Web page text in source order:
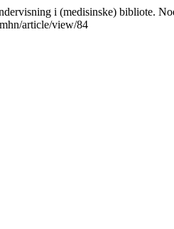
i (medisinske) bibliote.
article/view/84